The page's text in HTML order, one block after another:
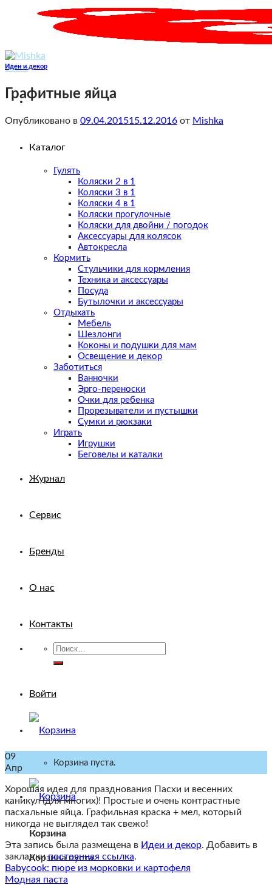
Каталог
Гулять
Коляски 2 в 1
Коляски 3 в 1
Коляски 4 в 1
Коляски прогулочные
Коляски для двойни / погодок
Аксессуары для колясок
Автокресла
Кормить
Стульчики для кормления
Техника и аксессуары
Посуда
Бутылочки и аксессуары
Отдыхать
Мебель
Шезлонги
Коконы и подушки для мам
Освещение и декор
Заботиться
Ванночки
Эрго-переноски
Очки для ребенка
Прорезыватели и пустышки
Сумки и рюкзаки
Играть
Игрушки
Беговелы и каталки
Журнал
Сервис
Бренды
О нас
Контакты
Искать:
Войти
Корзина пуста.
Корзина
Корзина пуста.
Идеи и декор
Графитные яйца
Опубликовано в 09.04.201515.12.2016 от Mishka
09
Апр
Хорошая идея для празднования Пасхи и весенних
каникул (для многих)! Простые и очень контрастные
пасхальные яйца. Графильная краска + мел, который
никогда не выглядел так свежо!
Эта запись была размещена в Идеи и декор. Добавить в
закладкипостоянная ссылка.
Babycook: пюре из морковки и картофеля
Модная паста